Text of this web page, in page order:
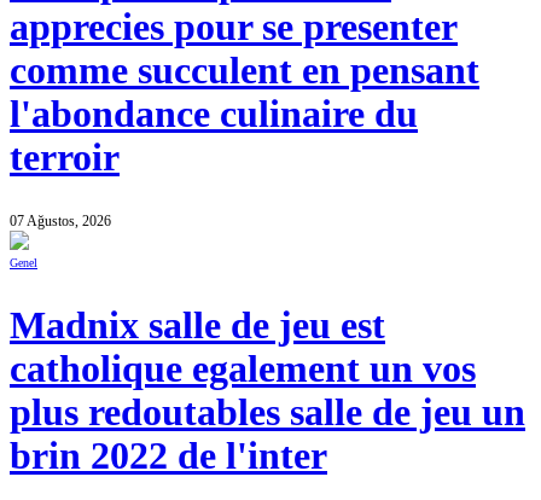
apprecies pour se presenter
comme succulent en pensant
l'abondance culinaire du
terroir
07 Ağustos, 2026
Genel
Madnix salle de jeu est
catholique egalement un vos
plus redoutables salle de jeu un
brin 2022 de l'inter